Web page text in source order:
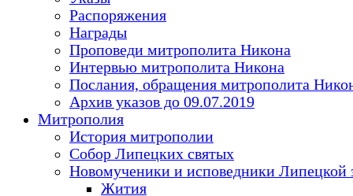
Распоряжения
Награды
Проповеди митрополита Никона
Интервью митрополита Никона
Послания, обращения митрополита
Архив указов до 09.07.2019
Митрополия
История митрополии
Собор Липецких святых
Новомученики и исповедники Липецкой
Жития